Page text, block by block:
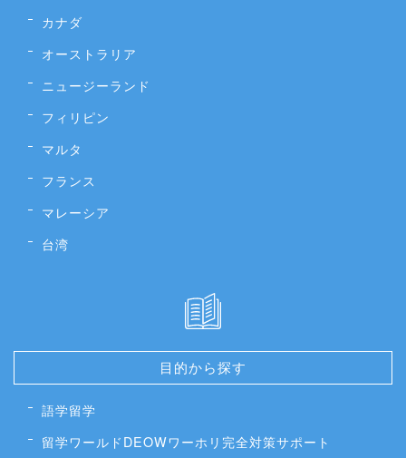
カナダ
オーストラリア
ニュージーランド
フィリピン
マルタ
フランス
マレーシア
台湾
目的から探す
語学留学
留学ワールドDEOWワーホリ完全対策サポート